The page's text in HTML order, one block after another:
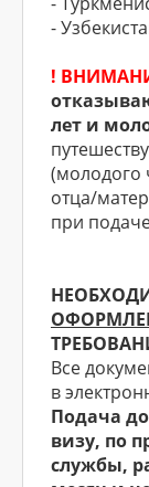
-
!
лет и
(молодого
отца/
при
Все
в
Подача
визу, по
службы,